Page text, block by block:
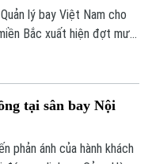
lý bay Việt Nam cho
Bắc xuất hiện đợt mưa
bay phải bay chờ, điều
tại sân bay Nội
phản ánh của hành khách